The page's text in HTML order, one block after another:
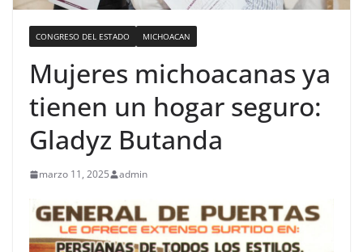
CONGRESO DEL ESTADO MICHOACAN
Mujeres michoacanas ya
tienen un hogar seguro:
Gladyz Butanda
marzo 11, 2025 admin